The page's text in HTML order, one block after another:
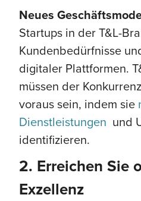
Neues
Startups in der T&L-
Kundenbedürfnisse
digitaler Plattformen.
müssen der
voraus sein, indem sie
Dienstleistungen und
identifizieren.
2. Erreichen Sie
Exzellenz